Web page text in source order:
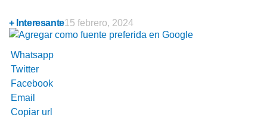
+ Interesante15 febrero, 2024
Whatsapp
Twitter
Facebook
Email
Copiar url